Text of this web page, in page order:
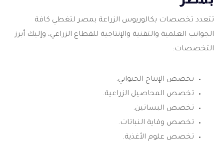
تتعدد تخصصات بكالوريوس الزراعة بمصرلتغطي كافة
الجوانب العلمية والتقنية والإنتاجية للقطاع الزراعي، وإليك أبرز
التخصصات:
تخصص الإنتاج الحيواني.
تخصص المحاصيل الزراعية.
تخصص البساتين.
تخصص وقاية النباتات.
تخصص علوم الأغذية.